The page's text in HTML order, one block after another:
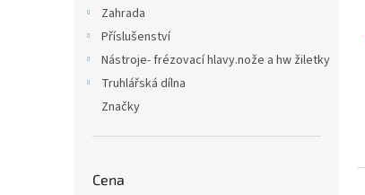
Zahrada
Příslušenství
Nástroje- frézovací hlavy.nože a hw žiletky
Truhlářská dílna
Značky
Cena